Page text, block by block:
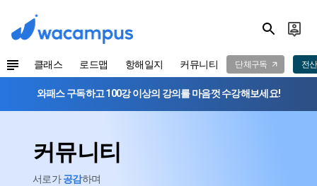
클래스 로드맵 항해일지 커뮤니티 단체구독 전
와패스 구독하고 100강 이상의 강의를 마음껏 수강해보세요!
커뮤니티
서로가공감하며